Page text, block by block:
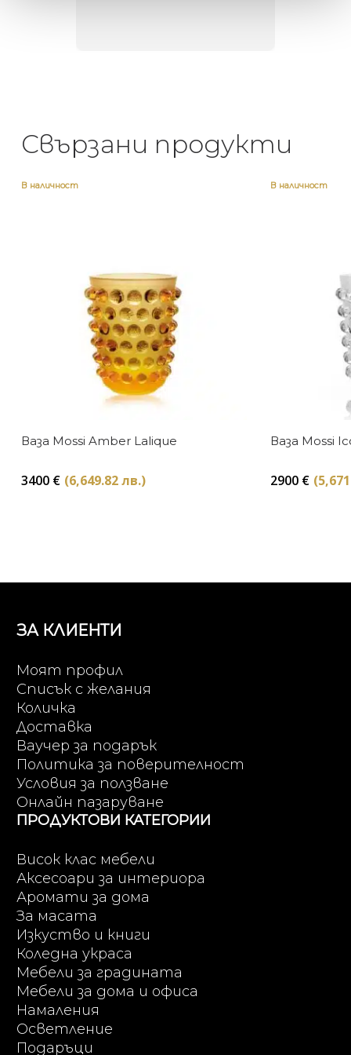
Свързани продукти
В наличност
Ваза Mossi Amber Lalique
3400 € (6,649.82 лв.)
В наличност
Ваза Mossi
2900 €
ЗА КЛИЕНТИ
Моят профил
Списък с желания
Количка
Доставка
Ваучер за подарък
Политика за поверителност
Условия за ползване
Онлайн пазаруване
ПРОДУКТОВИ КАТЕГОРИИ
Висок клас мебели
Аксесоари за интериора
Аромати за дома
За масата
Изкуство и книги
Коледна украса
Мебели за градината
Мебели за дома и офиса
Намаления
Осветление
Подаръци